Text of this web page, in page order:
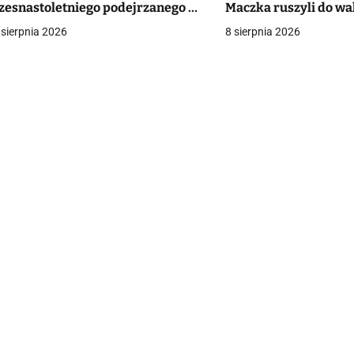
podejrzanego o
2026
Maczka ruszyli do
8 sierpnia 2026